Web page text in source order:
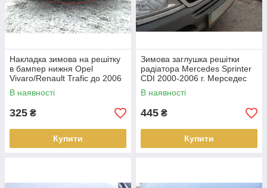
Накладка зимова на решітку
в бампер нижня Opel
Vivaro/Renault Trafic до 2006
р.в
В наявності
325 ₴
Купити
Зимова заглушка решітки
радіатора Mercedes Sprinter
CDI 2000-2006 г. Мерседес
Спринтер
В наявності
445 ₴
Купити